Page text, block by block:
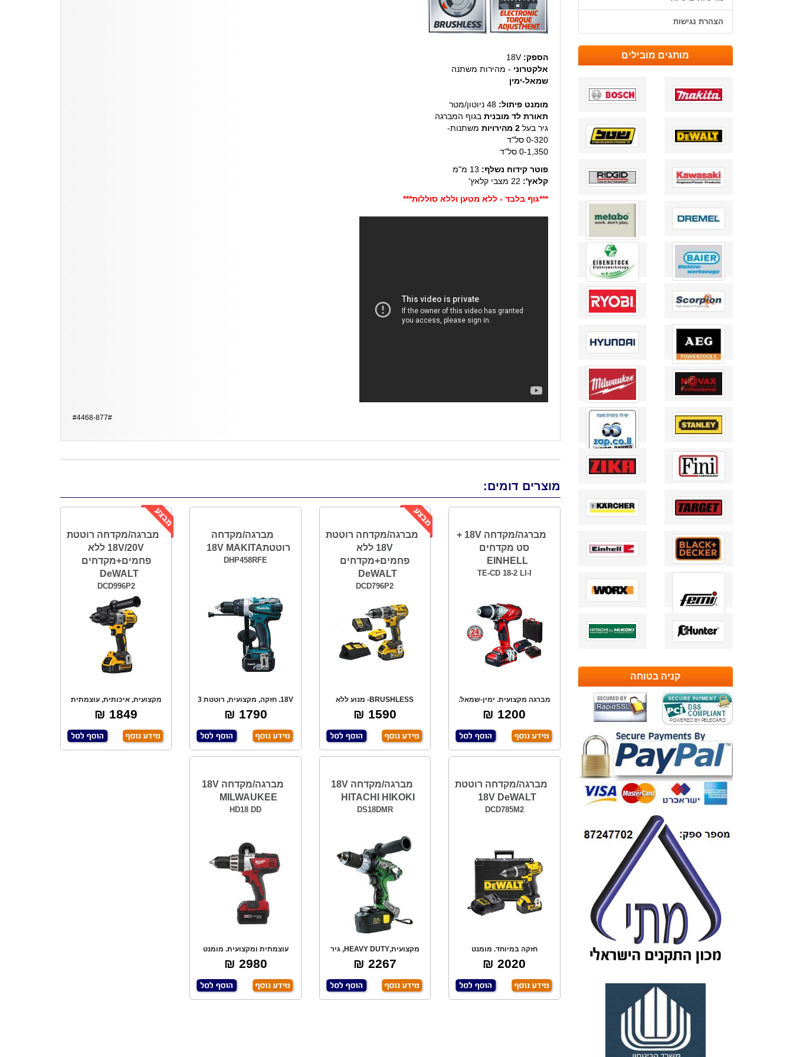
הספק:18V
אלקטרוני - מהירות משתנה
שמאל-ימין
מומנט פיתול:48 ניוטון/מטר
תאורת לד מובנית בגוף המברגה
גיר בעל2 מהירויות משתנות-
0-320 סל"ד
0-1,350 סל"ד
פוטר קידוח נשלף: 13 מ"מ
קלאץ': 22 מצבי קלאץ'
***גוף בלבד - ללא מטען וללא סוללות***
#4468-877#
מוצרים דומים:
מברגה/מקדחה 18V +
סט מקדחים
EINHELL
TE-CD 18-2 LI-I
מברגה מקצועית. ימין-שמאל.
אלקטרונית- מהי
1200 ₪
מברגה/מקדחה רוטטת
18V ללא
פחמים+מקדחים
DeWALT
DCD796P2
BRUSHLESS- מנוע ללא
פחמים. 2סוללות ליתי
1590 ₪
מברגה/מקדחה
רוטטת18V MAKITA
DHP458RFE
18V. חזקה, מקצועית, רוטטת 3
מצבי עבודה,
1790 ₪
מברגה/מקדחה רוטטת
18V/20V ללא
פחמים+מקדחים
DeWALT
DCD996P2
מקצועית, איכותית, עוצמתית
במיוחד מומנט פ
1849 ₪
מברגה/מקדחה רוטטת
18V DeWALT
DCD785M2
חזקה במיוחד. מומנט
פיתול-60. 2 סוללות לי2020 ₪
מברגה/מקדחה 18V
HITACHI HIKOKI
DS18DMR
מקצועית,HEAVY DUTY, גיר
פלנטרי ופוטר אוט
2267 ₪
מברגה/מקדחה 18V
MILWAUKEE
HD18 DD
עוצמתית ומקצועית. מומנט
פיתול אדיר של 85
2980 ₪
הצהרת נגישות
מותגים מובילים
קניה בטוחה